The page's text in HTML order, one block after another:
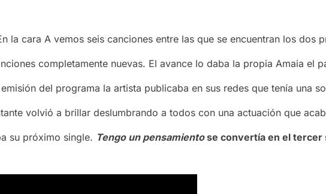
la cara A vemos seis canciones entre las que se encuentran los dos
completamente nuevas. El avance lo daba la propia Amaia el
del programa la artista publicaba en sus redes que tenía una
volvió a brillar deslumbrando a todos con una actuación que
su próximo single. Tengo un pensamientose convertía en el tercer